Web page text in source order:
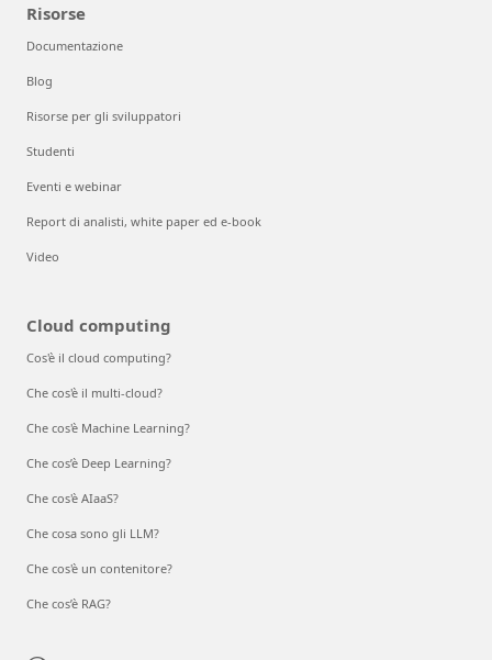
Risorse
Documentazione
Blog
Risorse per gli sviluppatori
Studenti
Eventi e webinar
Report di analisti, white paper ed e-book
Video
Cloud computing
Cos'è il cloud computing?
Che cos'è il multi-cloud?
Che cos'è Machine Learning?
Che cos’è Deep Learning?
Che cos'è AIaaS?
Che cosa sono gli LLM?
Che cos'è un contenitore?
Che cos’è RAG?